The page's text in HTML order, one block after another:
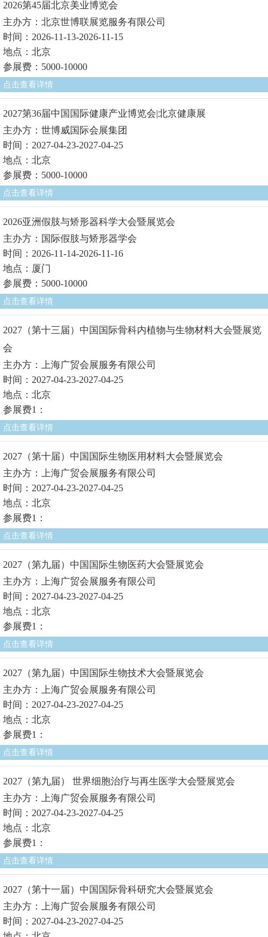
2026第45届北京美业博览会
主办方：北京世博联展览服务有限公司
时间：2026-11-13-2026-11-15
地点：北京
参展费：5000-10000
点击查看详情
2027第36届中国国际健康产业博览会|北京健康展
主办方：世博威国际会展集团
时间：2027-04-23-2027-04-25
地点：北京
参展费：5000-10000
点击查看详情
2026亚洲假肢与矫形器科学大会暨展览会
主办方：国际假肢与矫形器学会
时间：2026-11-14-2026-11-16
地点：厦门
参展费：5000-10000
点击查看详情
2027（第十三届）中国国际骨科内植物与生物材料大会暨展览
会
主办方：上海广贸会展服务有限公司
时间：2027-04-23-2027-04-25
地点：北京
参展费1：
点击查看详情
2027（第十届）中国国际生物医用材料大会暨展览会
主办方：上海广贸会展服务有限公司
时间：2027-04-23-2027-04-25
地点：北京
参展费1：
点击查看详情
2027（第九届）中国国际生物医药大会暨展览会
主办方：上海广贸会展服务有限公司
时间：2027-04-23-2027-04-25
地点：北京
参展费1：
点击查看详情
2027（第九届）中国国际生物技术大会暨展览会
主办方：上海广贸会展服务有限公司
时间：2027-04-23-2027-04-25
地点：北京
参展费1：
点击查看详情
2027（第九届） 世界细胞治疗与再生医学大会暨展览会
主办方：上海广贸会展服务有限公司
时间：2027-04-23-2027-04-25
地点：北京
参展费1：
点击查看详情
2027（第十一届）中国国际骨科研究大会暨展览会
主办方：上海广贸会展服务有限公司
时间：2027-04-23-2027-04-25